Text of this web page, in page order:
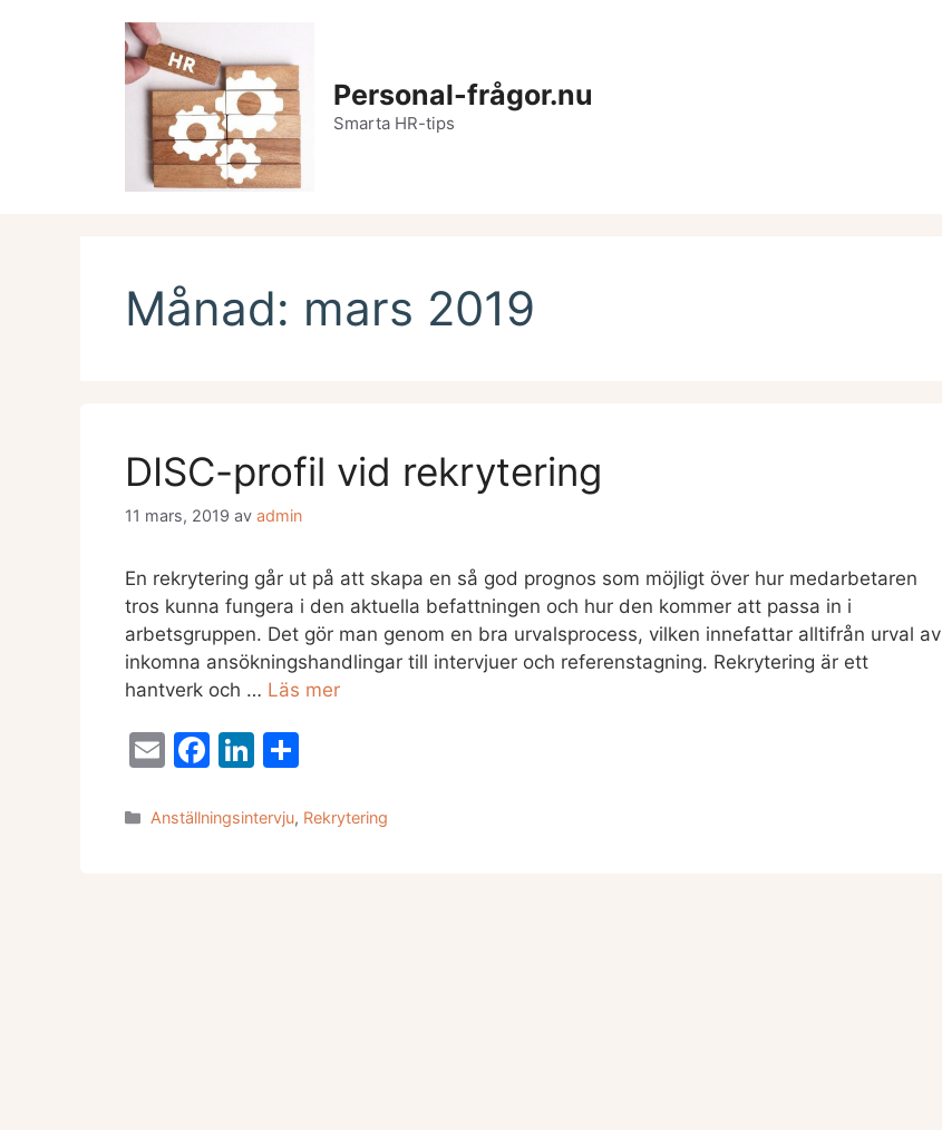
Personal-frågor.nu
Smarta HR-tips
Månad: mars 2019
DISC-profil vid rekrytering
11 mars, 2019 av admin
En rekrytering går ut på att skapa en så god prognos som möjligt över hur medarbetaren
tros kunna fungera i den aktuella befattningen och hur den kommer att passa in i
arbetsgruppen. Det gör man genom en bra urvalsprocess, vilken innefattar alltifrån urval av
inkomna ansökningshandlingar till intervjuer och referenstagning. Rekrytering är ett
hantverk och … Läs mer
E
ai
F
c
Li
k
a
Kategorier
Anställningsintervju, Rekrytering